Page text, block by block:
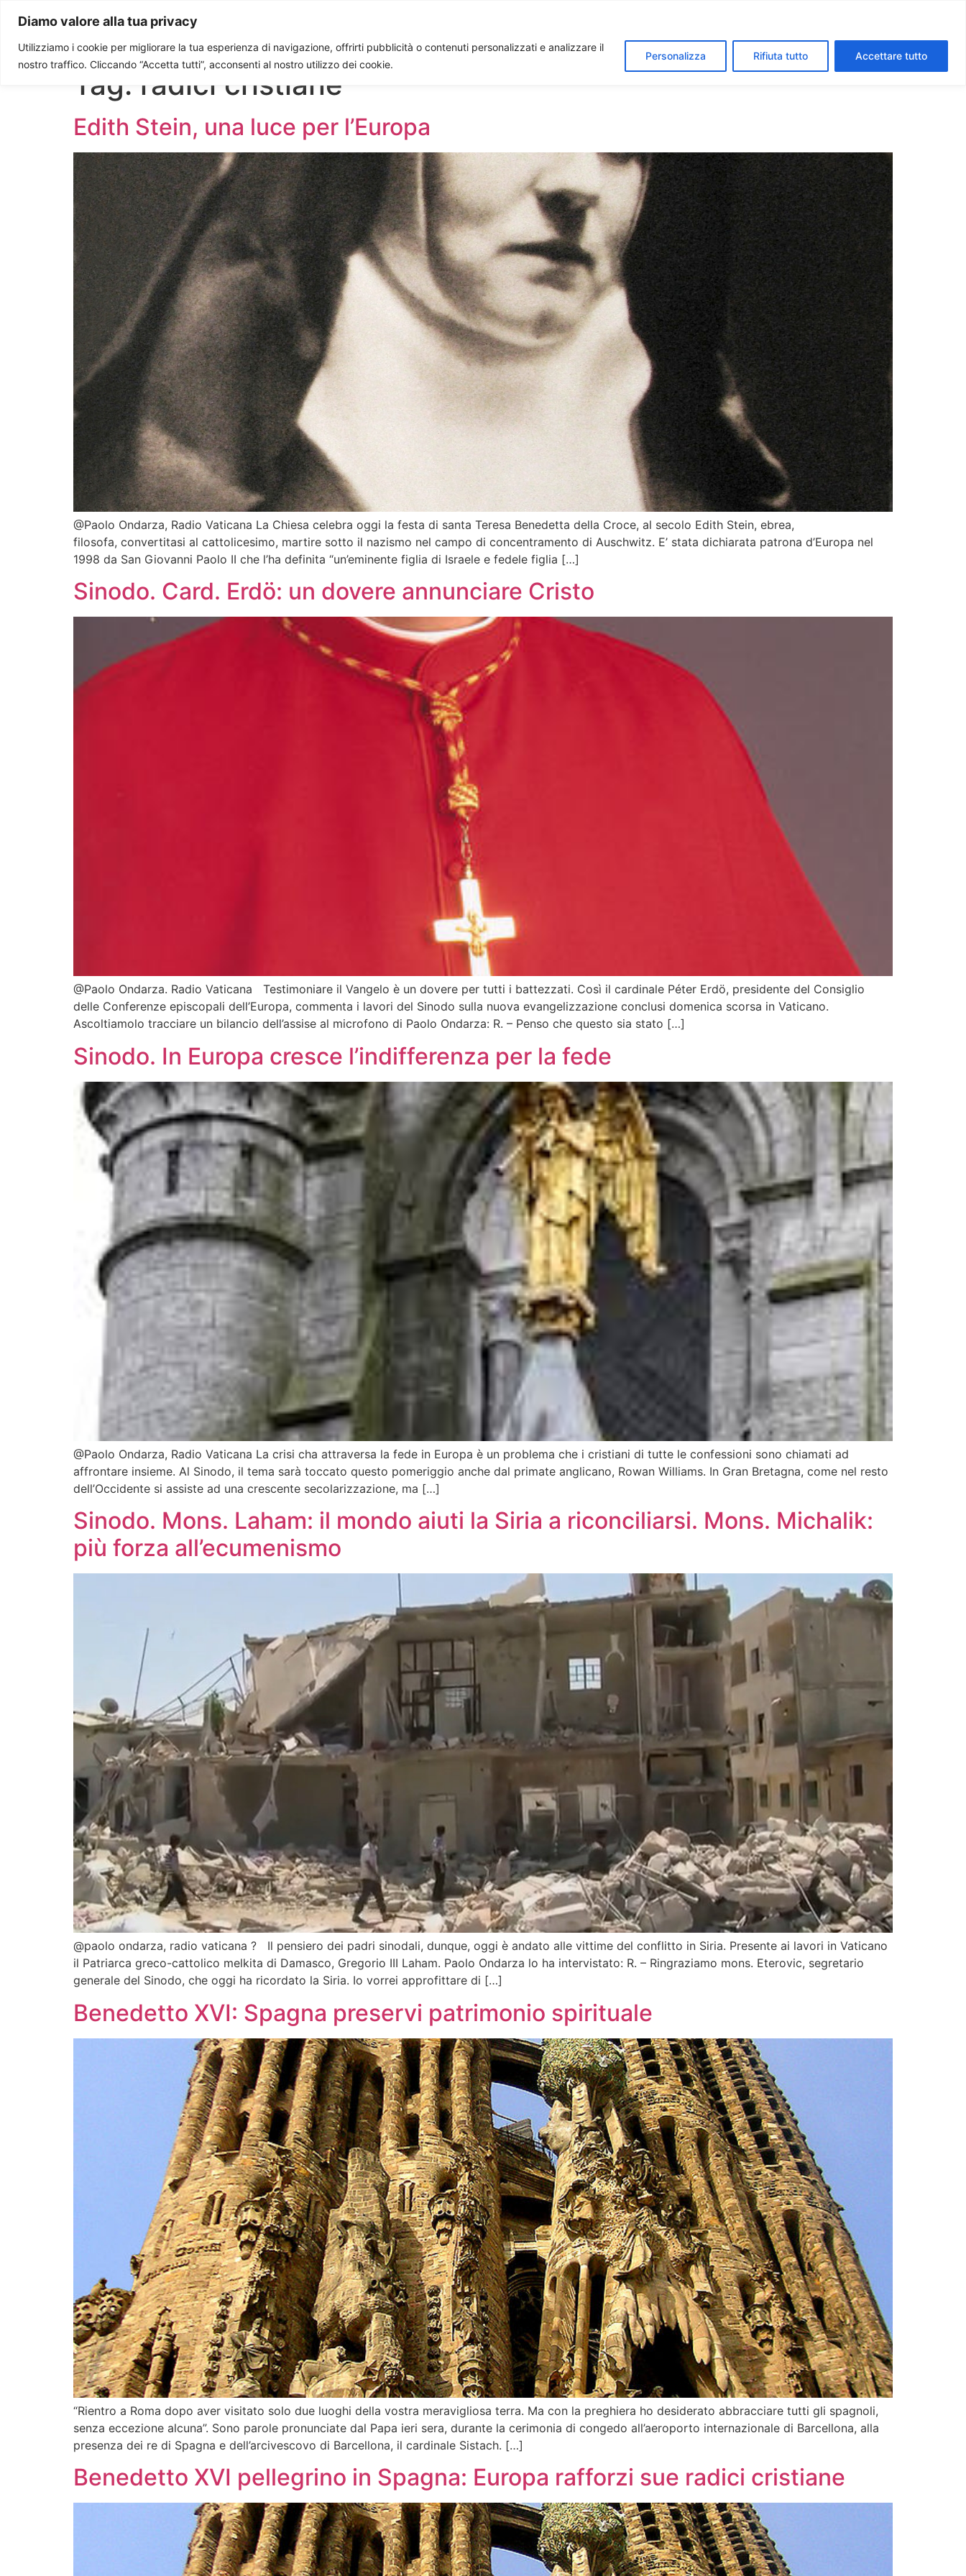
Diamo valore alla tua privacy
Utilizziamo i cookie per migliorare la tua esperienza di navigazione, offrirti pubblicità o contenuti personalizzati e analizzare il
nostro traffico. Cliccando “Accetta tutti”, acconsenti al nostro utilizzo dei cookie.
Personalizza Rifiuta tutto Accettare tutto
Paolo Ondarza
Tag: radici cristiane
Edith Stein, una luce per l’Europa
@Paolo Ondarza, Radio Vaticana La Chiesa celebra oggi la festa di santa Teresa Benedetta della Croce, al secolo Edith Stein, ebrea,
filosofa, convertitasi al cattolicesimo, martire sotto il nazismo nel campo di concentramento di Auschwitz. E’ stata dichiarata patrona d’Europa nel
1998 da San Giovanni Paolo II che l’ha definita “un’eminente figlia di Israele e fedele figlia […]
Sinodo. Card. Erdö: un dovere annunciare Cristo
@Paolo Ondarza. Radio Vaticana Testimoniare il Vangelo è un dovere per tutti i battezzati. Così il cardinale Péter Erdö, presidente del Consiglio
delle Conferenze episcopali dell’Europa, commenta i lavori del Sinodo sulla nuova evangelizzazione conclusi domenica scorsa in Vaticano.
Ascoltiamolo tracciare un bilancio dell’assise al microfono di Paolo Ondarza: R. – Penso che questo sia stato […]
Sinodo. In Europa cresce l’indifferenza per la fede
@Paolo Ondarza, Radio Vaticana La crisi cha attraversa la fede in Europa è un problema che i cristiani di tutte le confessioni sono chiamati ad
affrontare insieme. Al Sinodo, il tema sarà toccato questo pomeriggio anche dal primate anglicano, Rowan Williams. In Gran Bretagna, come nel resto
dell’Occidente si assiste ad una crescente secolarizzazione, ma […]
Sinodo. Mons. Laham: il mondo aiuti la Siria a riconciliarsi. Mons. Michalik:
più forza all’ecumenismo
@paolo ondarza, radio vaticana ? Il pensiero dei padri sinodali, dunque, oggi è andato alle vittime del conflitto in Siria. Presente ai lavori in Vaticano
il Patriarca greco-cattolico melkita di Damasco, Gregorio III Laham. Paolo Ondarza lo ha intervistato: R. – Ringraziamo mons. Eterovic, segretario
generale del Sinodo, che oggi ha ricordato la Siria. Io vorrei approfittare di […]
Benedetto XVI: Spagna preservi patrimonio spirituale
“Rientro a Roma dopo aver visitato solo due luoghi della vostra meravigliosa terra. Ma con la preghiera ho desiderato abbracciare tutti gli spagnoli,
senza eccezione alcuna”. Sono parole pronunciate dal Papa ieri sera, durante la cerimonia di congedo all’aeroporto internazionale di Barcellona, alla
presenza dei re di Spagna e dell’arcivescovo di Barcellona, il cardinale Sistach. […]
Benedetto XVI pellegrino in Spagna: Europa rafforzi sue radici cristiane